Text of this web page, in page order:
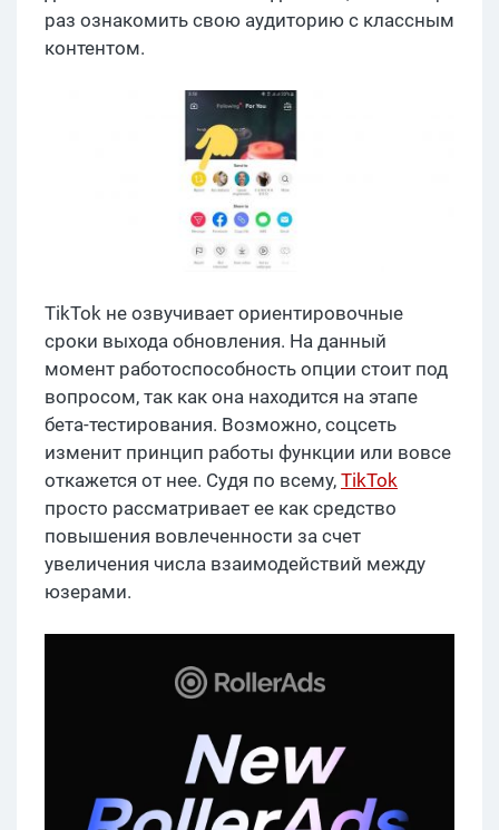
раз ознакомить свою аудиторию с классным
контентом.
TikTok не озвучивает ориентировочные
сроки выхода обновления. На данный
момент работоспособность опции стоит под
вопросом, так как она находится на этапе
бета-тестирования. Возможно, соцсеть
изменит принцип работы функции или вовсе
откажется от нее. Судя по всему, TikTok
просто рассматривает ее как средство
повышения вовлеченности за счет
увеличения числа взаимодействий между
юзерами.